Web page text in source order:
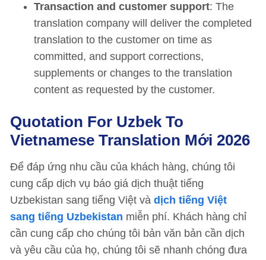
Transaction and customer support: The
translation company will deliver the completed
translation to the customer on time as
committed, and support corrections,
supplements or changes to the translation
content as requested by the customer.
Quotation For Uzbek To
Vietnamese Translation Mới 2026
Để đáp ứng nhu cầu của khách hàng, chúng tôi
cung cấp dịch vụ báo giá dịch thuật tiếng
Uzbekistan sang tiếng Việt và dịch tiếng Việt
sang tiếng Uzbekistan miễn phí. Khách hàng chỉ
cần cung cấp cho chúng tôi bản văn bản cần dịch
và yêu cầu của họ, chúng tôi sẽ nhanh chóng đưa